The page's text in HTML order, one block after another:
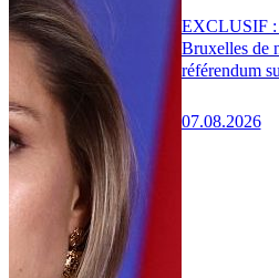
EXCLUSIF :
Bruxelles de
référendum
07.08.2026